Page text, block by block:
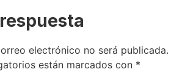
electrónico no será publicada.
están marcados con *